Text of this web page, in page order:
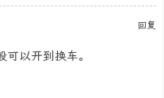
回复
以开到换车。